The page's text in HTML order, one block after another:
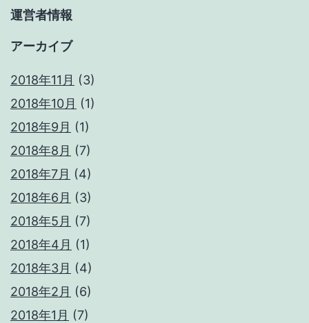
運営者情報
アーカイブ
2018年11月 (3)
2018年10月 (1)
2018年9月 (1)
2018年8月 (7)
2018年7月 (4)
2018年6月 (3)
2018年5月 (7)
2018年4月 (1)
2018年3月 (4)
2018年2月 (6)
2018年1月 (7)